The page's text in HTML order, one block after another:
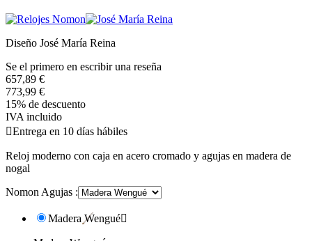
Diseño José María Reina
Se el primero en escribir una reseña
657,89 €
773,99 €
15% de descuento
IVA incluido
Entrega en 10 días hábiles
Reloj moderno con caja en acero cromado y agujas en madera de
nogal
Nomon Agujas :
Madera Wengué